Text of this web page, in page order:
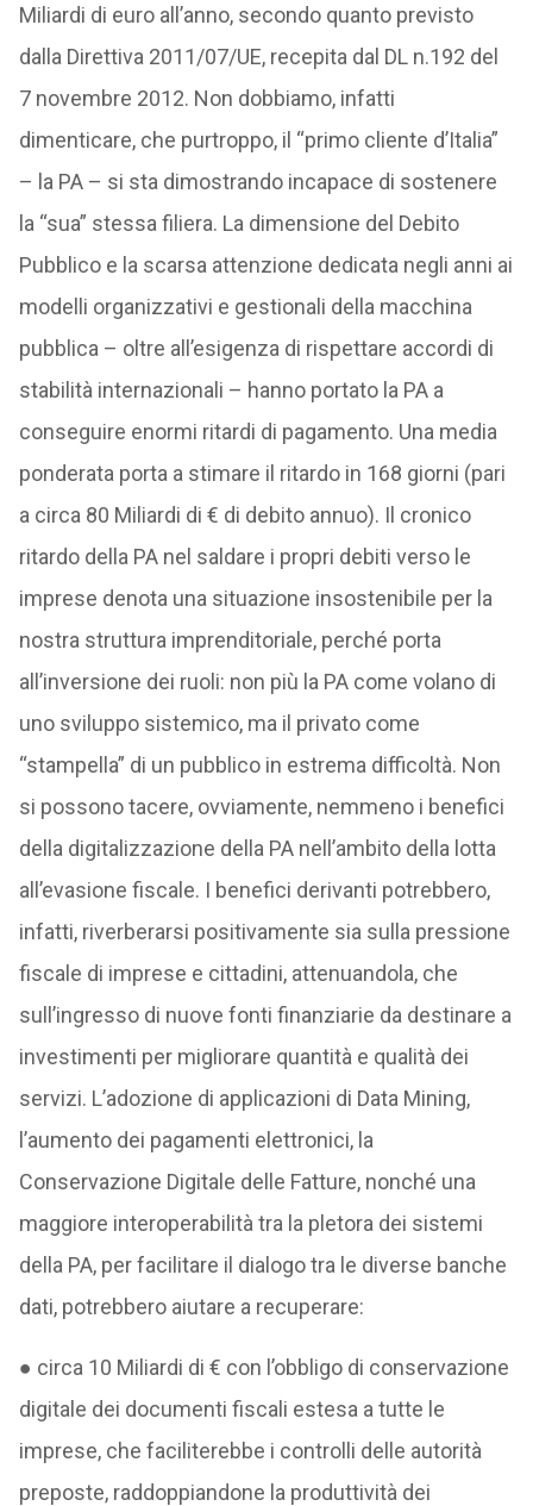
Miliardi di euro all’anno, secondo quanto previsto
dalla Direttiva 2011/07/UE, recepita dal DL n.192 del
7 novembre 2012. Non dobbiamo, infatti
dimenticare, che purtroppo, il “primo cliente d’Italia”
– la PA – si sta dimostrando incapace di sostenere
la “sua” stessa filiera. La dimensione del Debito
Pubblico e la scarsa attenzione dedicata negli anni ai
modelli organizzativi e gestionali della macchina
pubblica – oltre all’esigenza di rispettare accordi di
stabilità internazionali – hanno portato la PA a
conseguire enormi ritardi di pagamento. Una media
ponderata porta a stimare il ritardo in 168 giorni (pari
a circa 80 Miliardi di € di debito annuo). Il cronico
ritardo della PA nel saldare i propri debiti verso le
imprese denota una situazione insostenibile per la
nostra struttura imprenditoriale, perché porta
all’inversione dei ruoli: non più la PA come volano di
uno sviluppo sistemico, ma il privato come
“stampella” di un pubblico in estrema difficoltà. Non
si possono tacere, ovviamente, nemmeno i benefici
della digitalizzazione della PA nell’ambito della lotta
all’evasione fiscale. I benefici derivanti potrebbero,
infatti, riverberarsi positivamente sia sulla pressione
fiscale di imprese e cittadini, attenuandola, che
sull’ingresso di nuove fonti finanziarie da destinare a
investimenti per migliorare quantità e qualità dei
servizi. L’adozione di applicazioni di Data Mining,
l’aumento dei pagamenti elettronici, la
Conservazione Digitale delle Fatture, nonché una
maggiore interoperabilità tra la pletora dei sistemi
della PA, per facilitare il dialogo tra le diverse banche
dati, potrebbero aiutare a recuperare:
● circa 10 Miliardi di € con l’obbligo di conservazione
digitale dei documenti fiscali estesa a tutte le
imprese, che faciliterebbe i controlli delle autorità
preposte, raddoppiandone la produttività dei